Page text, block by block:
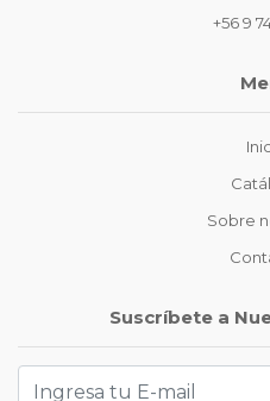
+56 9
Sobre
Suscríbete a